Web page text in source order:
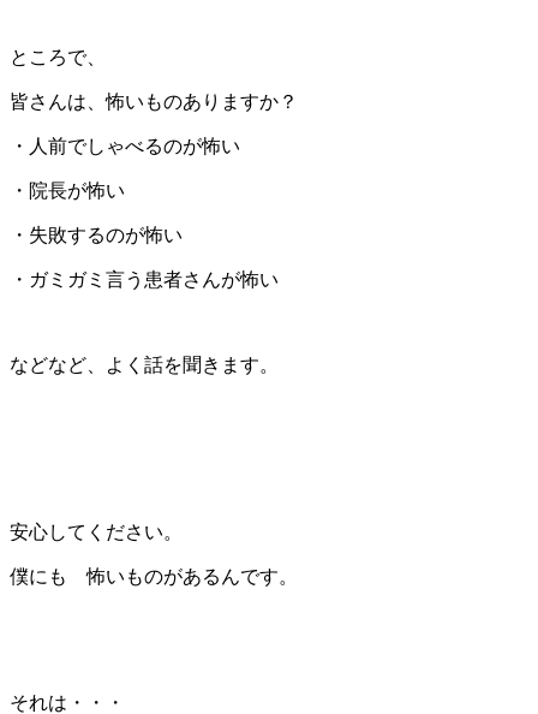
ところで、
皆さんは、怖いものありますか？
・人前でしゃべるのが怖い
・院長が怖い
・失敗するのが怖い
・ガミガミ言う患者さんが怖い
などなど、よく話を聞きます。
安心してください。
僕にも 怖いものがあるんです。
それは・・・